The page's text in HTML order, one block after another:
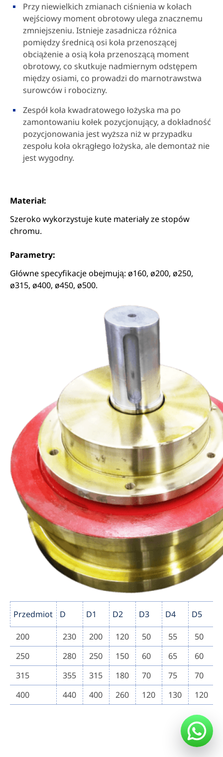
Przy niewielkich zmianach ciśnienia w kołach
wejściowy moment obrotowy ulega znacznemu
zmniejszeniu. Istnieje zasadnicza różnica
pomiędzy średnicą osi koła przenoszącej
obciążenie a osią koła przenoszącą moment
obrotowy, co skutkuje nadmiernym odstępem
między osiami, co prowadzi do marnotrawstwa
surowców i robocizny.
Zespół koła kwadratowego łożyska ma po
zamontowaniu kołek pozycjonujący, a dokładność
pozycjonowania jest wyższa niż w przypadku
zespołu koła okrągłego łożyska, ale demontaż nie
jest wygodny.
Materiał:
Szeroko wykorzystuje kute materiały ze stopów
chromu.
Parametry:
Główne specyfikacje obejmują: ø160, ø200, ø250,
ø315, ø400, ø450, ø500.
Przedmiot D D1 D2 D3 D4 D5
200 230 200 120 50 55 50
250
280 250 150 60 65 60
315
355 315 180 70 75 70
400
440 400 260 120 130 120